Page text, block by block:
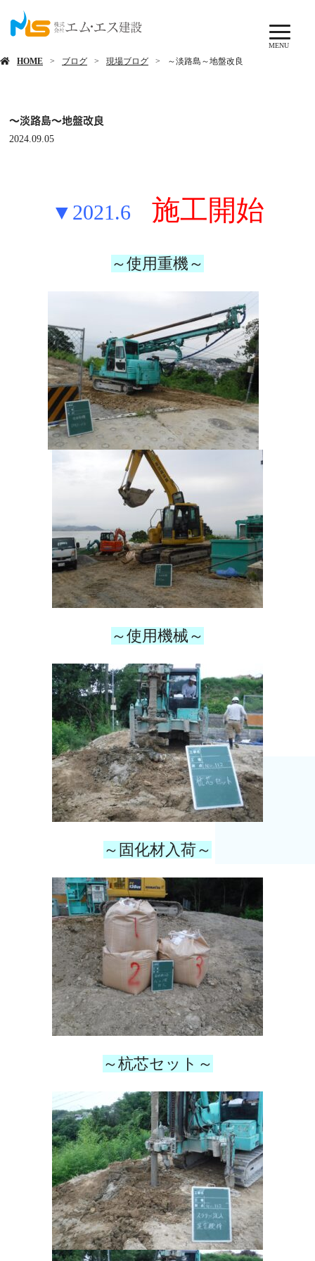
MENU
HOME ブログ 現場ブログ ～淡路島～地盤改良
～淡路島～地盤改良
2024.09.05
▼2021.6 施工開始
～使用重機～
～使用機械～
～固化材入荷～
～杭芯セット～